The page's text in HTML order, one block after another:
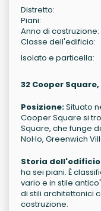
Distretto:
Piani:
Anno di costruzione:
Classe dell'edificio:
Isolato e particella:
32 Cooper
Posizione:Situato
Cooper Square si
Square, che funge
NoHo, Greenwich
Storia
ha sei piani. È
vario e in stile
di stili architettonici
costruzione.